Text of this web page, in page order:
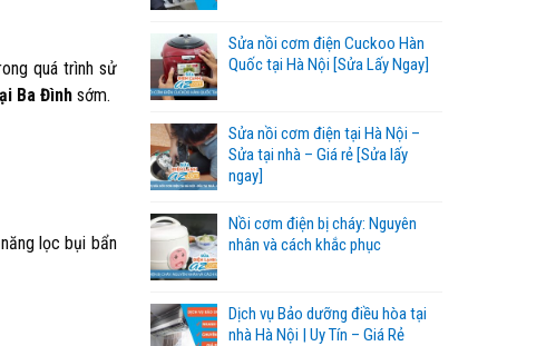
quá trình sử
Ba Đình sớm.
lọc bụi bẩn
Sửa nồi cơm điện Cuckoo Hàn
Quốc tại Hà Nội [Sửa Lấy Ngay]
Sửa nồi cơm điện tại Hà Nội –
Sửa tại nhà – Giá rẻ [Sửa lấy
ngay]
Nồi cơm điện bị cháy: Nguyên
nhân và cách khắc phục
Dịch vụ Bảo dưỡng điều hòa tại
nhà Hà Nội | Uy Tín – Giá Rẻ